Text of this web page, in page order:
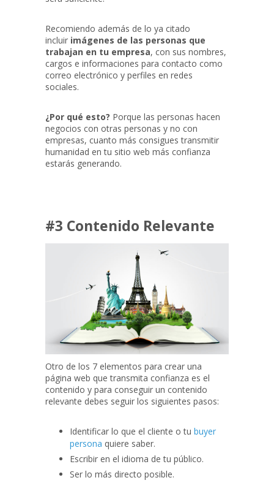
Recomiendo además de lo ya citado
incluir imágenes de las personas que
trabajan en tu empresa, con sus nombres,
cargos e informaciones para contacto como
correo electrónico y perfiles en redes
sociales.
¿Por qué esto? Porque las personas hacen
negocios con otras personas y no con
empresas, cuanto más consigues transmitir
humanidad en tu sitio web más confianza
estarás generando.
#3 Contenido Relevante
Otro de los 7 elementos para crear una
página web que transmita confianza es el
contenido y para conseguir un contenido
relevante debes seguir los siguientes pasos:
Identificar lo que el cliente o tu buyer
persona quiere saber.
Escribir en el idioma de tu público.
Ser lo más directo posible.